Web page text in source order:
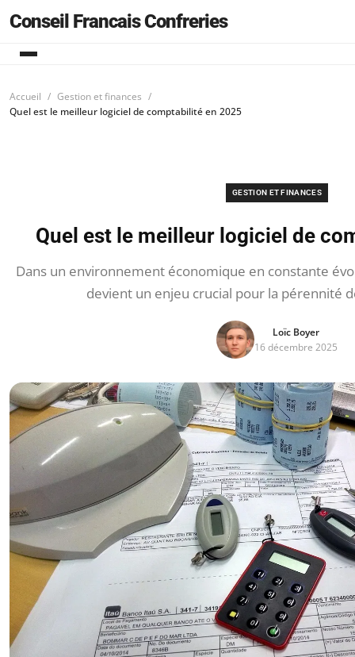
Conseil Francais Confreries
Accueil
Gestion et finances
Quel est le meilleur logiciel de comptabilité en 2025
GESTION ET FINANCES
Quel est le meilleur logiciel de
Dans un environnement économique en constante
devient un enjeu crucial pour la pérennité
Loïc Boyer
16 décembre 2025